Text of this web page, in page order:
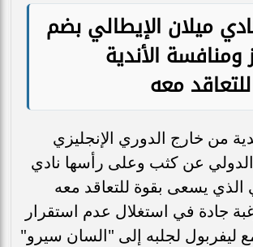
ميلان الإيطالي بضم
الأندية
معه
من خارج الدوري الإنجليزي
عن كثب وعلى رأسها نادي
الذي يسعى بقوة للتعاقد معه
جادة في استغلال عدم استقرار
ليفربول لجلبه إلى "السان سيرو"